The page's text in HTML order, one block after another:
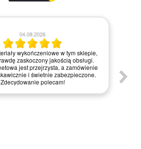
04.08.2026
wykończeniowe w tym sklepie,
zaskoczony jakością obsługi.
jest przejrzysta, a zamówienie
i świetnie zabezpieczone.
polecam!